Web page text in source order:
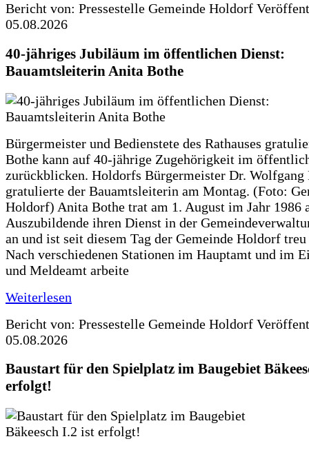
Bericht von: Pressestelle Gemeinde Holdorf
05.08.2026
40-jähriges Jubiläum im öffentlichen Dienst:
Bauamtsleiterin Anita Bothe
Bürgermeister und Bedienstete des Rathauses
Bothe kann auf 40-jährige Zugehörigkeit im
zurückblicken. Holdorfs Bürgermeister Dr. Wolfgang
gratulierte der Bauamtsleiterin am Montag. (Foto:
Holdorf) Anita Bothe trat am 1. August im Jahr 1986
Auszubildende ihren Dienst in der
an und ist seit diesem Tag der Gemeinde Holdorf
Nach verschiedenen Stationen im Hauptamt und im
und Meldeamt arbeite
Weiterlesen
Bericht von: Pressestelle Gemeinde Holdorf
05.08.2026
Baustart für den Spielplatz im Baugebiet
erfolgt!